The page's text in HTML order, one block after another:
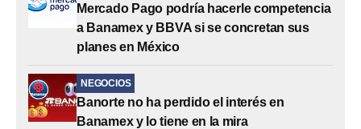
Mercado Pago podría hacerle competencia
a Banamex y BBVA si se concretan sus
planes en México
NEGOCIOS
Banorte no ha perdido el interés en
Banamex y lo tiene en la mira